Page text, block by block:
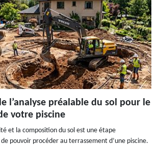
l’analyse préalable du sol pour le
votre piscine
et la composition du sol est une étape
pouvoir procéder au terrassement d’une piscine.